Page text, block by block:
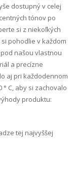
dostupný v celej
tónov po
si z niekoľkých
pohodlie v každom
našou vlastnou
a precízne
aj pri každodennom
C, aby si zachovalo
produktu:
tej najvyššej